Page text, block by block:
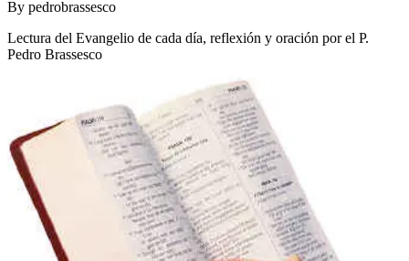
By pedrobrassesco
Lectura del Evangelio de cada día, reflexión y oración por el P.
Pedro Brassesco